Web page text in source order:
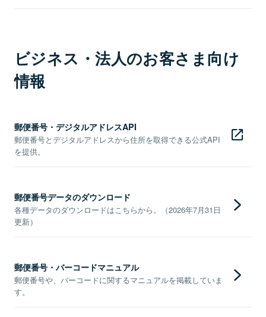
ビジネス・法人のお客さま向け
情報
郵便番号・デジタルアドレスAPI
郵便番号とデジタルアドレスから住所を取得できる公式API
を提供。
郵便番号データのダウンロード
各種データのダウンロードはこちらから。（2026年7月31日
更新）
郵便番号・バーコードマニュアル
郵便番号や、バーコードに関するマニュアルを掲載していま
す。